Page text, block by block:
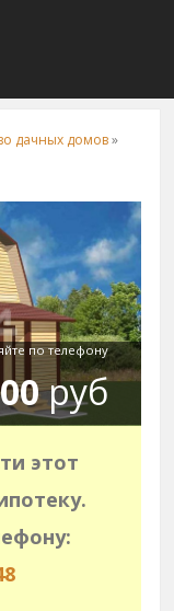
дачных домов»
по телефону
руб
этот